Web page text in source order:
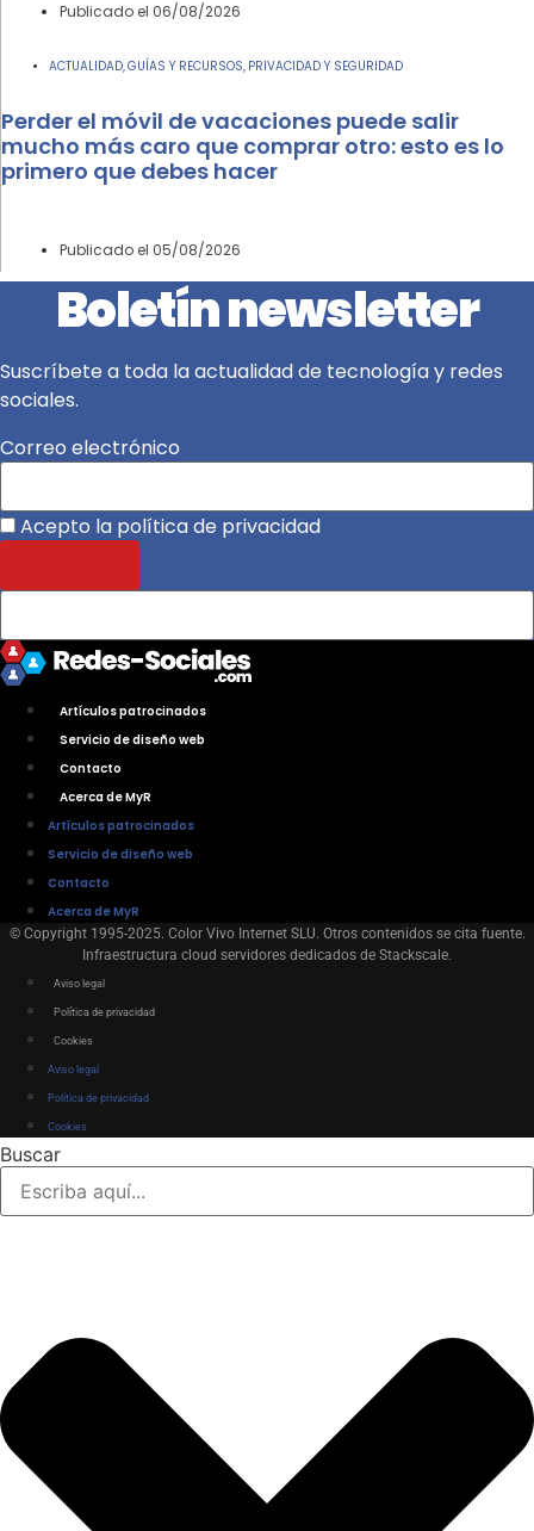
Publicado el 06/08/2026
ACTUALIDAD,GUÍAS Y RECURSOS, PRIVACIDAD Y SEGURIDAD
Perder el móvil de vacaciones puede salir
mucho más caro que comprar otro: esto es lo
primero que debes hacer
Publicado el 05/08/2026
Boletín newsletter
Suscríbete a toda la actualidad de tecnología y redes
sociales.
Correo electrónico
Acepto la política de privacidad
Artículos patrocinados
Servicio de diseño web
Contacto
Acerca de MyR
Artículos patrocinados
Servicio de diseño web
Contacto
Acerca de MyR
© Copyright 1995-2025. Color Vivo Internet SLU. Otros contenidos se cita fuente.
Infraestructura cloud servidores dedicados de Stackscale.
Aviso legal
Política de privacidad
Cookies
Aviso legal
Política de privacidad
Cookies
Buscar